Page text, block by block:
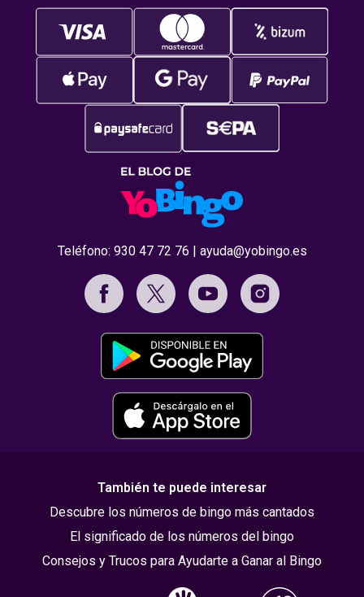
Teléfono: 930 47 72 76 | ayuda@yobingo.es
También te puede interesar
Descubre los números de bingo más cantados
El significado de los números del bingo
Consejos y Trucos para Ayudarte a Ganar al Bingo